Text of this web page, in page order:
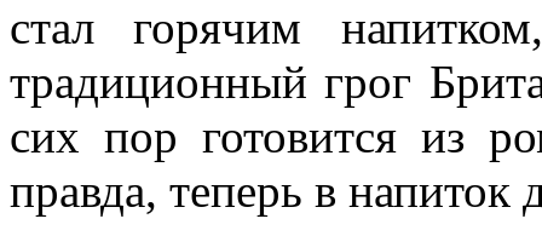
стал горячим
традиционный грог
сих пор готовится из
правда, теперь в